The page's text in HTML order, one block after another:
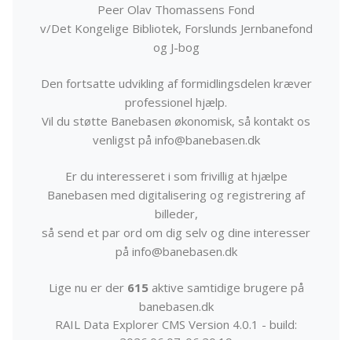
Peer Olav Thomassens Fond
v/Det Kongelige Bibliotek, Forslunds Jernbanefond
og J-bog
Den fortsatte udvikling af formidlingsdelen kræver
professionel hjælp.
Vil du støtte Banebasen økonomisk, så kontakt os
venligst på info@banebasen.dk
Er du interesseret i som frivillig at hjælpe
Banebasen med digitalisering og registrering af
billeder,
så send et par ord om dig selv og dine interesser
på info@banebasen.dk
Lige nu er der 615aktive samtidige brugere på
banebasen.dk
RAIL Data Explorer CMS Version 4.0.1 - build: